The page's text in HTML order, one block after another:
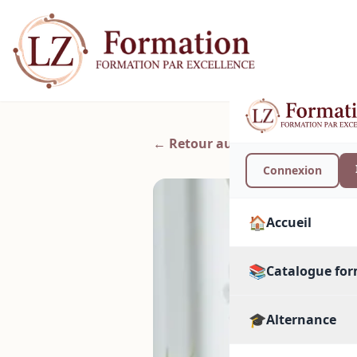
Connexion
🏠Accueil
📚Catalogue
🔍Toutes les
🎓Alternance
← Retour aux articles